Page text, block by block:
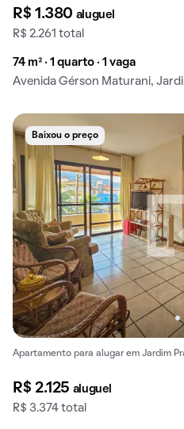
R$ 1.380 aluguel
R$ 2.261 total
74 m² · 1 quarto · 1 vaga
Avenida Gérson Maturani,
Baixou o preço
Apartamento para alugar em Jardim
R$ 2.125 aluguel
R$ 3.374 total